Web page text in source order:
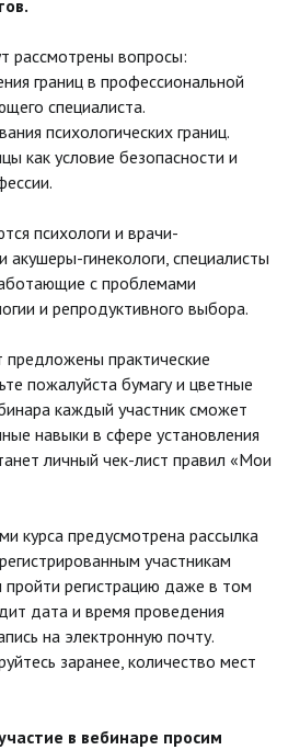
рассмотрены вопросы:
границ в профессиональной
специалиста.
психологических границ.
как условие безопасности и
психологи и врачи-
акушеры-гинекологи, специалисты
с проблемами
и репродуктивного выбора.
практические
пожалуйста бумагу и цветные
каждый участник сможет
навыки в сфере установления
личный чек-лист правил «Мои
курса предусмотрена рассылка
участникам
регистрацию даже в том
дата и время проведения
на электронную почту.
заранее, количество мест
в вебинаре просим